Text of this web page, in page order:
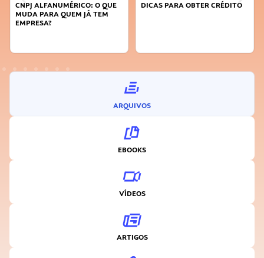
CNPJ ALFANUMÉRICO: O QUE
MUDA PARA QUEM JÁ TEM
EMPRESA?
DICAS PARA OBTER CRÉDITO
ARQUIVOS
EBOOKS
VÍDEOS
ARTIGOS